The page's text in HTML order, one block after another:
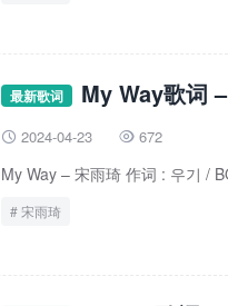
最新歌词 My Way歌词
 2024-04-23  672
My Way – 宋雨琦 作词 : 우기 /
宋雨琦